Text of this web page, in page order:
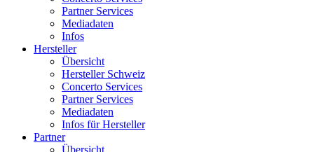
Partner Services
Mediadaten
Infos
Hersteller
Übersicht
Hersteller Schweiz
Concerto Services
Partner Services
Mediadaten
Infos für Hersteller
Partner
Übersicht